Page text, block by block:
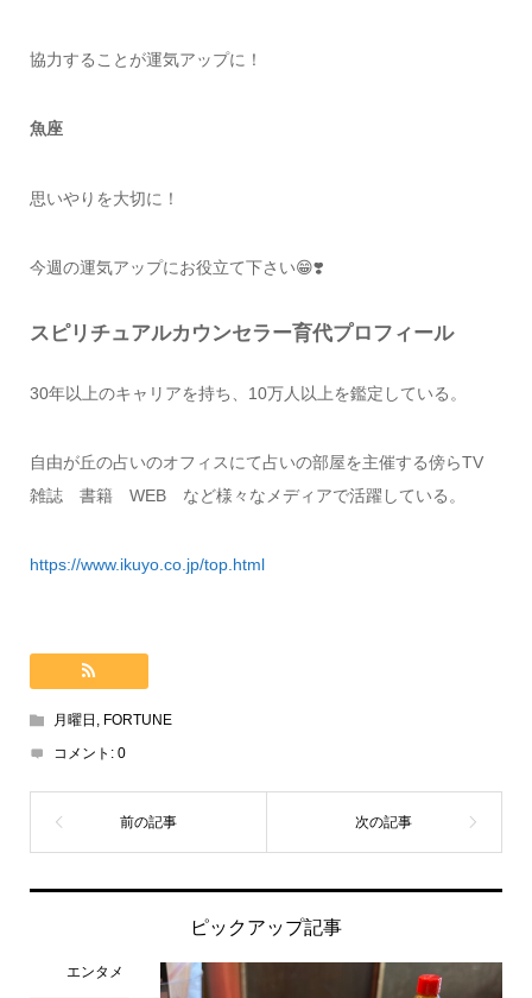
協力することが運気アップに！
魚座
思いやりを大切に！
今週の運気アップにお役立て下さい😁❣️
スピリチュアルカウンセラー育代プロフィール
30年以上のキャリアを持ち、10万人以上を鑑定している。
自由が丘の占いのオフィスにて占いの部屋を主催する傍らTV
雑誌 書籍 WEB など様々なメディアで活躍している。
https://www.ikuyo.co.jp/top.html
月曜日
FORTUNE
コメント: 0
ピックアップ記事
エンタメ